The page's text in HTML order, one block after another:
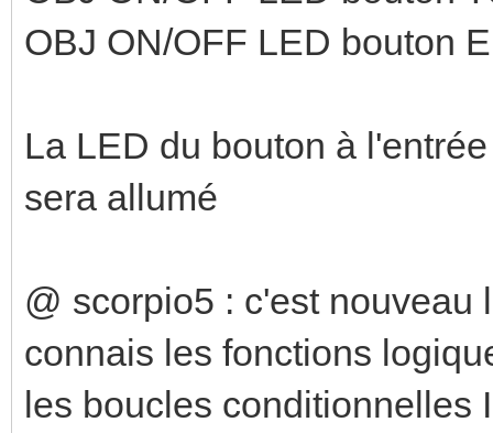
OBJ ON/OFF LED bouton
La LED du bouton à
sera allumé
@ scorpio5 : c'est nouveau
connais les fonctions
les boucles conditionnelles